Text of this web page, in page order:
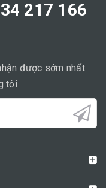
217 166
được sớm nhất
tôi